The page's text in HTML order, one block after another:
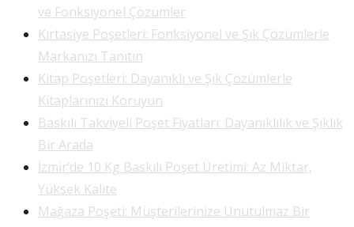
ve Fonksiyonel Çözümler
Kırtasiye Poşetleri: Fonksiyonel ve Şık Çözümlerle
Markanızı Tanıtın
Kitap Poşetleri: Dayanıklı ve Şık Çözümlerle
Kitaplarınızı Koruyun
Baskılı Takviyeli Poşet Fiyatları: Dayanıklılık ve Şıklık
Bir Arada
İzmir’de 10 Kg Baskılı Poşet Üretimi: Az Miktar,
Yüksek Kalite
Mağaza Poşeti: Müşterilerinize Unutulmaz Bir